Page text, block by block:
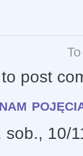
post
sob., 10/